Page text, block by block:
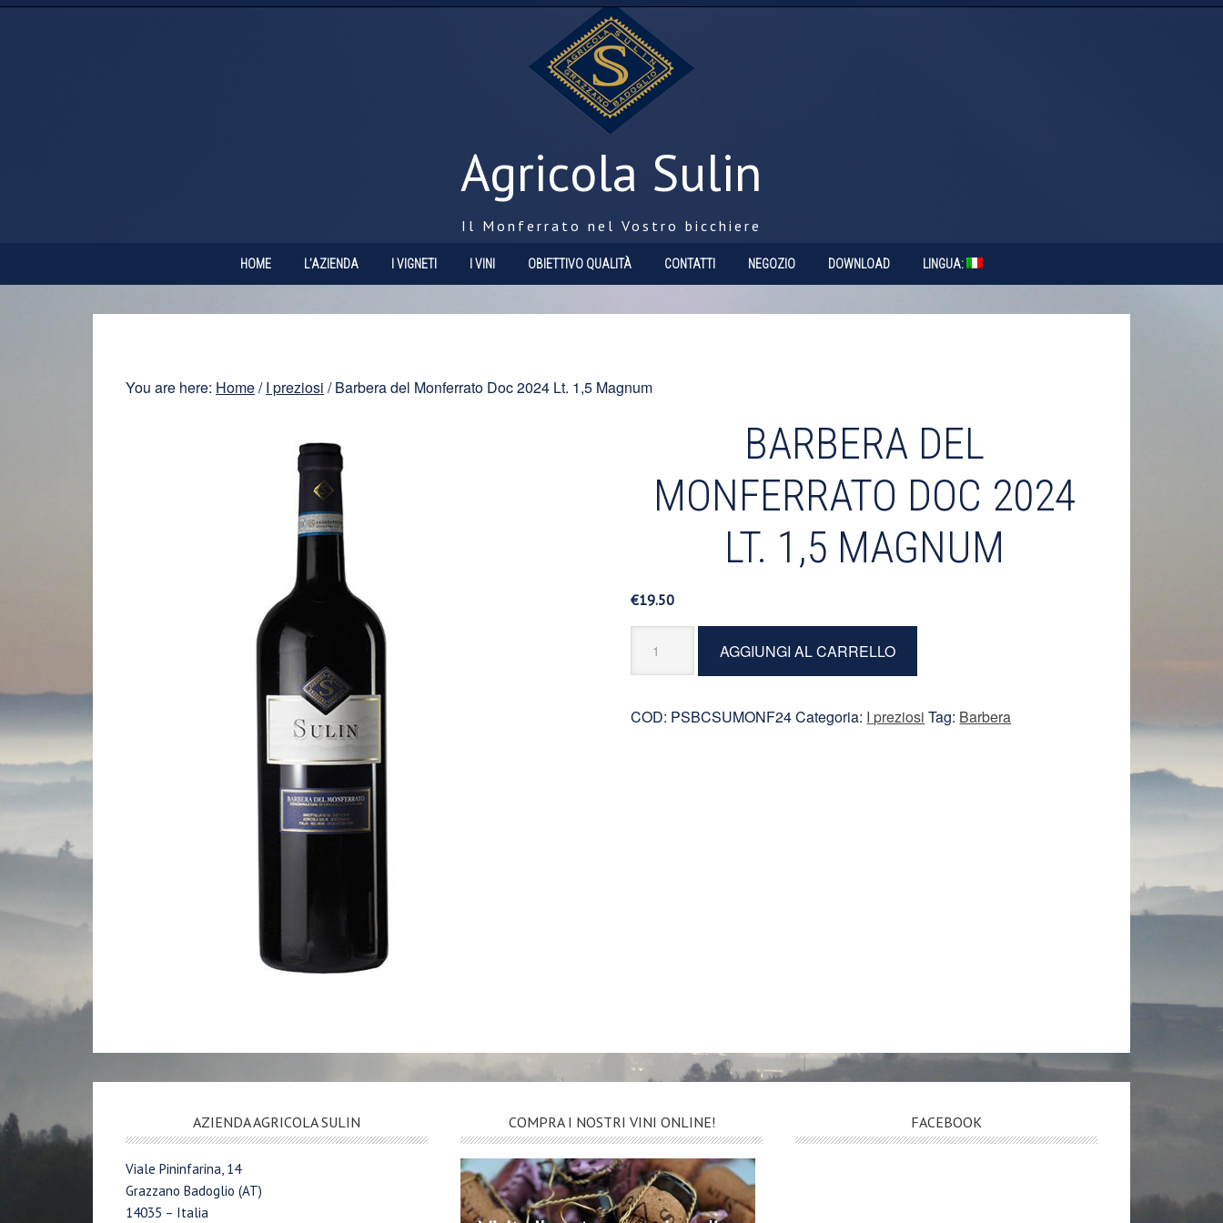
Agricola Sulin
Il Monferrato nel Vostro bicchiere
HOME L’AZIENDA I VIGNETI I VINI OBIETTIVO QUALITÀ CONTATTI NEGOZIO DOWNLOAD LINGUA:
You are here: Home/ I preziosi /Barbera del Monferrato Doc 2024 Lt. 1,5 Magnum
BARBERA DEL
MONFERRATO DOC 2024
LT. 1,5 MAGNUM
€19.50
Doc
AGGIUNGI AL CARRELLO
COD: PSBCSUMONF24Categoria: I preziosi Tag: Barbera
AZIENDA AGRICOLA SULIN
Viale Pininfarina, 14
Grazzano Badoglio (AT)
14035 – Italia
COMPRA I NOSTRI VINI ONLINE! FACEBOOK